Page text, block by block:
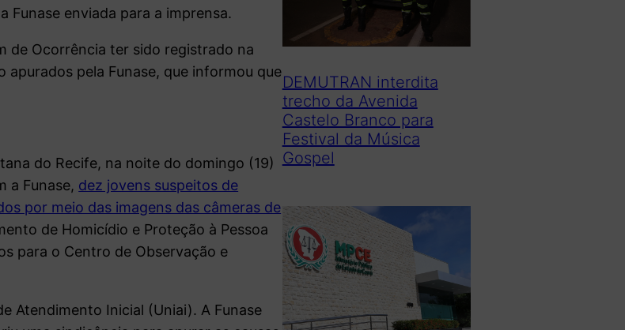
Funase enviada para a imprensa.
de Ocorrência ter sido registrado na
pela Funase, que informou que
do Recife, na noite do domingo (19)
a Funase, dez jovens suspeitos de
por meio das imagens das câmeras de
de Homicídio e Proteção à Pessoa
para o Centro de Observação e
Atendimento Inicial (Uniai). A Funase
DEMUTRAN interdita
trecho da Avenida
Castelo Branco para
Festival da Música
Gospel